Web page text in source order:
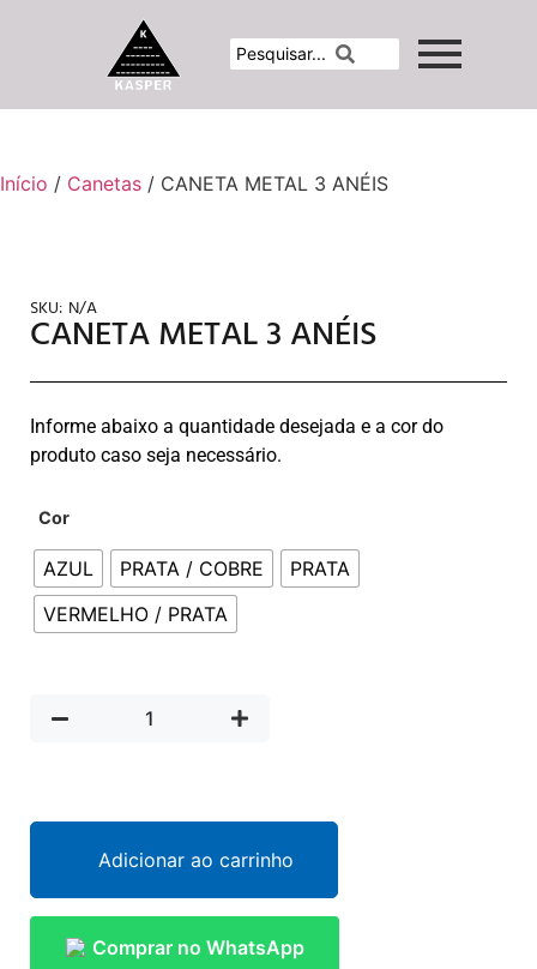
Início / Canetas / CANETA METAL 3 ANÉIS
SKU: N/A
CANETA METAL 3 ANÉIS
Informe abaixo a quantidade desejada e a cor do
produto caso seja necessário.
Cor
AZUL PRATA / COBRE
PRATA
VERMELHO / PRATA
Adicionar ao carrinho
Comprar no WhatsApp